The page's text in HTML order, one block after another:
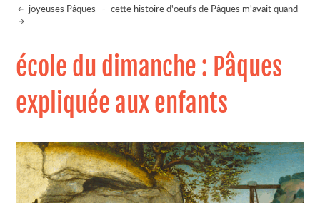
joyeuses Pâques - cette histoire d'oeufs de Pâques m'avait quand
école du dimanche : Pâques
expliquée aux enfants